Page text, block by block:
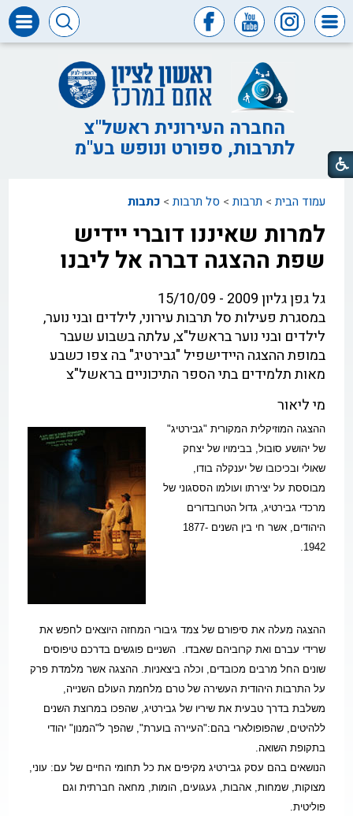
ומכרזים
חופש
המידע
דבר
ראש
דבר
החברה
צור
קשר
החברה העירונית ראשל"צ
לתרבות, ספורט ונופש בע"מ
עמוד הבית >תרבות >סל תרבות >כתבות
למרות שאיננו דוברי יידיש
שפת ההצגה דברה אל ליבנו
גל גפן גליון 2009 - 15/10/09
במסגרת פעילות סל תרבות עירוני, לילדים ובני נוער,
לילדים ובני נוער בראשל"צ, עלתה בשבוע שעבר
במופת ההצגה היידישפיל "גבירטיג" בה צפו כשבע
מאות תלמידים בתי הספר התיכוניים בראשל"צ
מי ליאור
ההצגה המוזיקלית המקורית "גבירטיג"
של יהושע סובול, בבימויו של יצחק
שאולי ובכיכובו של יענקלה בודו,
מבוססת על יצירתו ועולמוהססגוני של
מרכדי גבירטיג, גדול הטרובדורים
היהודים, אשר חי בין השנים 1877-
1942.
ההצגה מעלה את סיפורם של צמד גיבורי המחזה היוצאים לחפש את
שרידי עברם ואת קרוביהם שאבדו.השניים פוגשים בדרכם טיפוסים
שונים החל מרבים מכובדים, וכלה ביצאניות. ההצגה אשר מלמדת פרק
על התרבות היהודית העשירהשל טרם מלחמת העולם השנייה,
משלבת בדרך טבעית את שיריו של גבירטיג, שהפכו במרוצת השנים
ללהיטים, שהפופולארי בהם:"העיירה בוערת", שהפך ל"המנון" יהודי
בתקופת השואה.
הנושאים בהם עסק גבירטיג מקיפים את כל תחומי החיים של עם: עוני,
מצוקות, שמחות, אהבות, געגועים, הומות, מחאה חברתית וגם
פוליטית.